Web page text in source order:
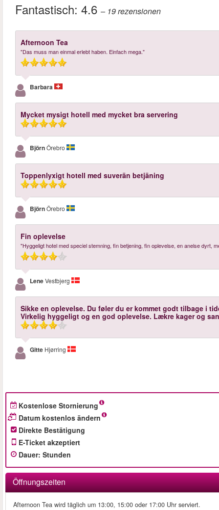
Fantastisch: 4.6 – 19rezensionen
Afternoon Tea
"Das muss man einmal erlebt haben. Einfach mega."
Barbara
Mycket mysigt hotell med mycket bra servering
BjörnÖrebro
Toppenlyxigt hotell med suverän betjäning
BjörnÖrebro
Fin oplevelse
"Hyggeligt hotel med speciel stemning, fin betjening, fin oplevelse, en anelse dyrt,
LeneVestbjerg
Sikke en oplevelse. Du føler du er kommet godt tilbage i
Virkelig hyggeligt og en god oplevelse. Lækre kager og
Gitte Hjørring
Kostenlose Stornierung
Datum kostenlos ändern
Direkte Bestätigung
E-Ticket akzeptiert
Dauer: Stunden
Öffnungszeiten
Afternoon Tea wird täglich um 13:00, 15:00 oder 17:00 Uhr serviert.